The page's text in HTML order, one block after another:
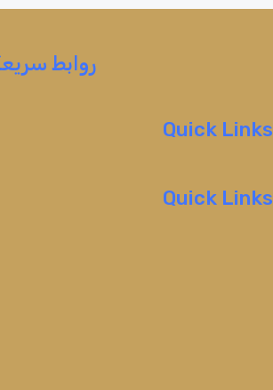
روابط
Quick Links
Quick Links